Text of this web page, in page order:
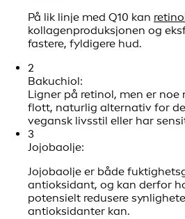
På lik linje med Q10 kan
kollagenproduksjonen og
fastere, fyldigere hud.
2
Bakuchiol:
Ligner på retinol, men er noe
flott, naturlig alternativ for
vegansk livsstil eller har
3
Jojobaolje:
Jojobaolje er både
antioksidant, og kan derfor
potensielt redusere
antioksidanter kan.